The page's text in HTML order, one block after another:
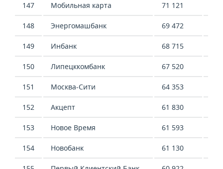
147 Мобильная карта 71 121
148 Энергомашбанк 69 472
149 Инбанк 68 715
150 Липецккомбанк 67 520
151 Москва-Сити 64 353
152 Акцепт 61 830
153 Новое Время 61 593
154 Новобанк 61 130